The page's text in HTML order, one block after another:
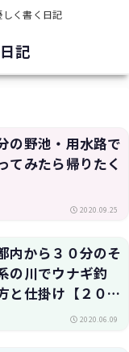
く書く日記
の野池・用水路で
てみたら帰りたく
2020.09.25
内から３０分のそ
の川でウナギ釣
と仕掛け【２０２
2020.06.09